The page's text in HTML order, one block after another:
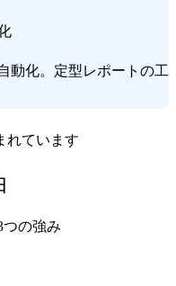
動化。定型レポートの工
れています
の強み